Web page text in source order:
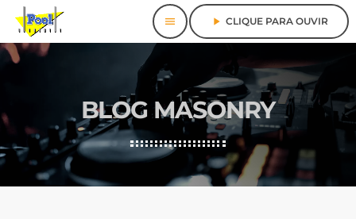
menu play_arrow CLIQUE PARA OUVIR
BLOG MASONRY